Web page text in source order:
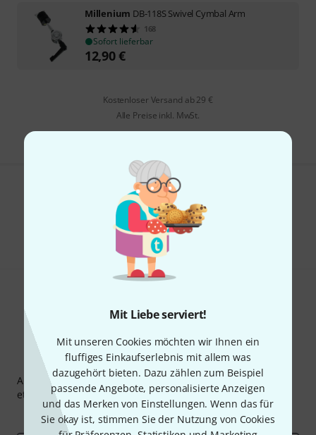
Mit Liebe serviert!
Mit unseren Cookies möchten wir Ihnen ein
fluffiges Einkaufserlebnis mit allem was
dazugehört bieten. Dazu zählen zum Beispiel
passende Angebote, personalisierte Anzeigen
und das Merken von Einstellungen. Wenn das für
Sie okay ist, stimmen Sie der Nutzung von Cookies
Millenium DB-118S Swivel Cymbal Arm
168
Sofort lieferbar
12,90€
Kostenloser Versand ab 29 €
Alle Preise inkl. MwSt.
Gefällt Ihnen, was Sie sehen?
Teilen Hilfe & Feedback
Thomann Newsletter
Abonniere den Thomann Newsletter und gewinne mit
etwas Glück einen von50 Gutscheinenüber jeweils50€
Inspirierende Beiträge
Deals Thomann Insights